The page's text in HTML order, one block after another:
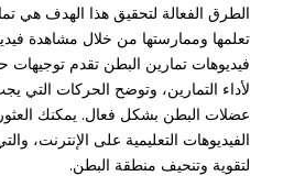
الطرق الفعالة لتحقيق هذا الهدف هي
تعلمها وممارستها من خلال مشاهدة
فيديوهات تمارين البطن تقدم
لأداء التمارين، وتوضح الحركات التي
عضلات البطن بشكل فعال. يمكنك
الفيديوهات التعليمية على الإنترنت،
لتقوية وتنحيف منطقة البطن.